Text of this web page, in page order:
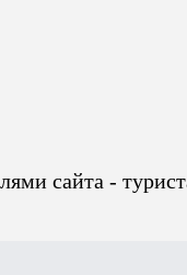
сайта -